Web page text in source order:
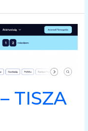
TISZA